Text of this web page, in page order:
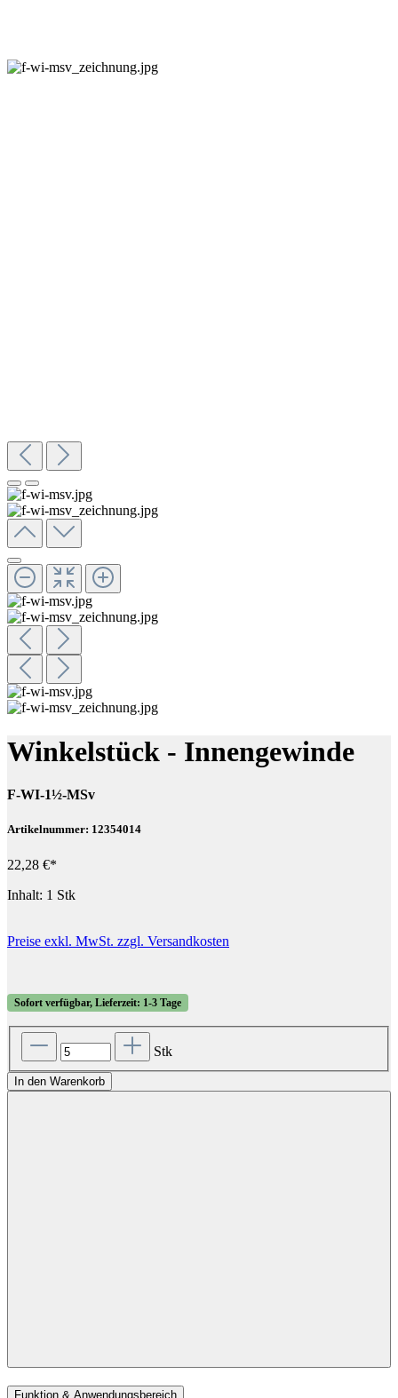
Winkelstück - Innengewinde
F-WI-1½-MSv
Artikelnummer: 12354014
22,28 €*
Inhalt: 1 Stk
Preise exkl. MwSt. zzgl. Versandkosten
Sofort verfügbar, Lieferzeit: 1-3 Tage
Stk
In den Warenkorb
Funktion & Anwendungsbereich